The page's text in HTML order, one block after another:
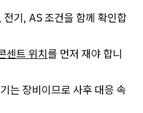
기, AS 조건을 함께 확인합
센트 위치를 먼저 재야 합니
는 장비이므로 사후 대응 속